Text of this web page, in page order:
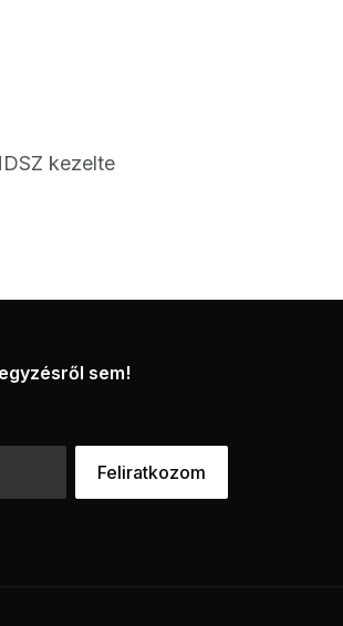
kezelte
sem!